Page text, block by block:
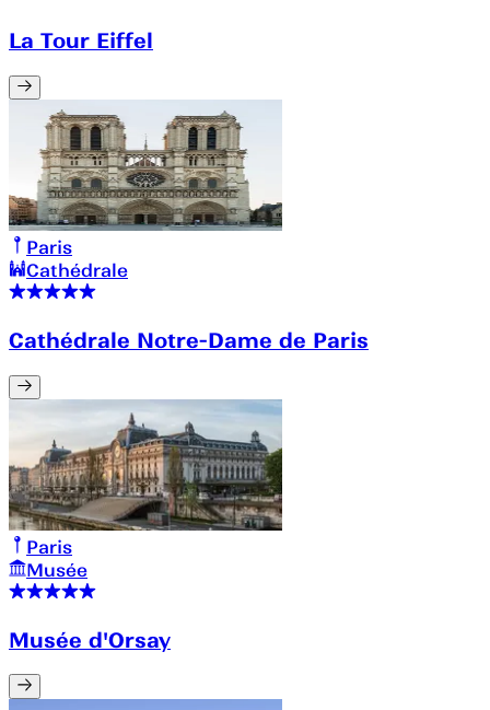
La Tour Eiffel
Paris
Cathédrale
Cathédrale Notre-Dame de Paris
Paris
Musée
Musée d'Orsay